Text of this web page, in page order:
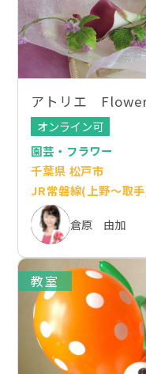
アトリエ
オンライン可
園芸・フラワー
千葉県 松戸市
JR常磐線(上野～取
倉原 由加
教室